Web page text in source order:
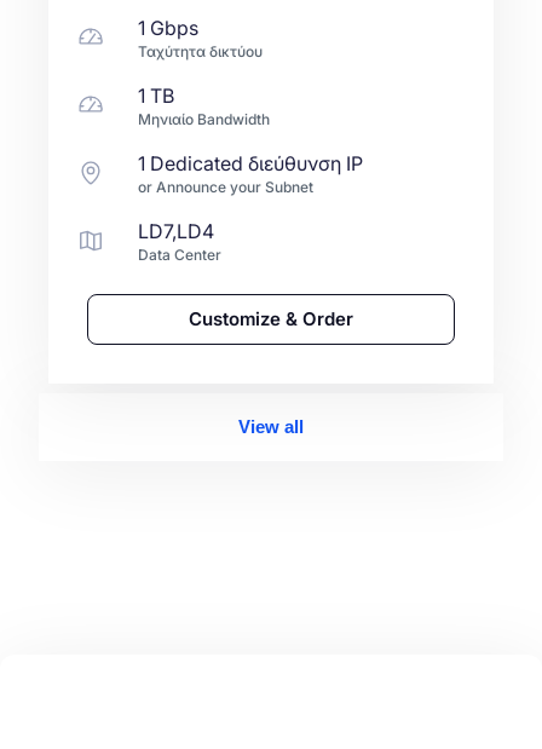
1 Gbps
Ταχύτητα δικτύου
1 TB
Μηνιαίο Bandwidth
1 Dedicated διεύθυνση IP
or Announce your Subnet
LD7,LD4
Data Center
Customize & Order
View all